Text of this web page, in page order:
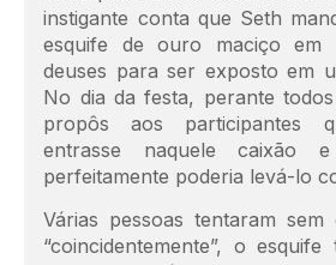
instigante conta que Seth
esquife de ouro maciço em
deuses para ser exposto em
No dia da festa, perante
propôs aos participantes
entrasse naquele caixão
perfeitamente poderia levá-lo
Várias pessoas tentaram sem
“coincidentemente”, o